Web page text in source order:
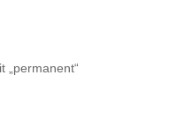
„permanent“